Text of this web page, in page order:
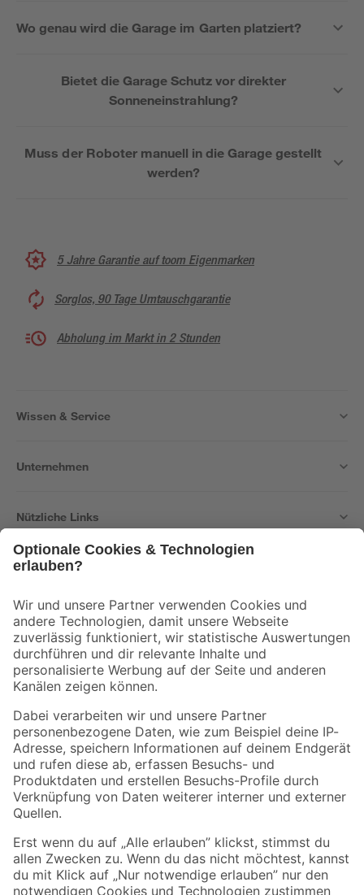
Wo genau wird die Garage im Garten platziert?
Bietet die Garage Schutz vor direkter
Sonneneinstrahlung?
Muss der Roboter manuell in die Garage gestellt
werden?
5 Jahre Garantie auf toom Eigenmarken
Sorglos, 90 Tage Umtauschgarantie
Abholung im Markt in 2 Stunden
Wissen & Service
Unternehmen
Nützliche Links
Der toom Newsletter: Keine Angebote und Aktionen mehr verpassen!
Zur Newsletter Anmeldung
Folge uns
Zahlungsarten Versandarten
Sicher einkaufen
Jetzt die toom-App herunterladen